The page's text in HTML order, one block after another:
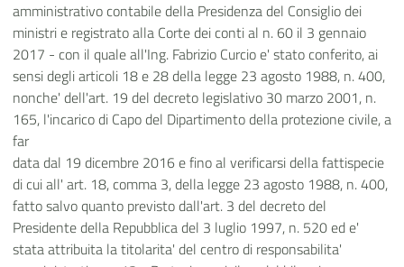
amministrativo contabile della Presidenza del Consiglio dei
ministri e registrato alla Corte dei conti al n. 60 il 3 gennaio
2017 - con il quale all'Ing. Fabrizio Curcio e' stato conferito, ai
sensi degli articoli 18 e 28 della legge 23 agosto 1988, n. 400,
nonche' dell'art. 19 del decreto legislativo 30 marzo 2001, n.
165, l'incarico di Capo del Dipartimento della protezione civile, a
far
data dal 19 dicembre 2016 e fino al verificarsi della fattispecie
di cui all' art. 18, comma 3, della legge 23 agosto 1988, n. 400,
fatto salvo quanto previsto dall'art. 3 del decreto del
Presidente della Repubblica del 3 luglio 1997, n. 520 ed e'
stata attribuita la titolarita' del centro di responsabilita'